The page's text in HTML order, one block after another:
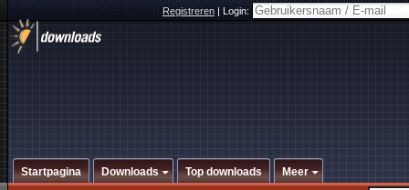
Registreren|Login:
Startpagina Downloads Top downloads Meer